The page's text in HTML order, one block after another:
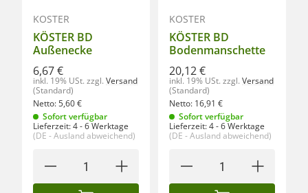
KÖSTER
KÖSTER BD
Außenecke
6,67 €
inkl. 19% USt. zzgl. Versand
(Standard)
Netto:5,60€
Sofort verfügbar
Lieferzeit:4 - 6 Werktage
(DE - Ausland abweichend)
KÖSTER
KÖSTER BD
Bodenmanschette
20,12 €
inkl. 19% USt. zzgl. Versand
(Standard)
Netto: 16,91 €
Sofort verfügbar
Lieferzeit:4 - 6 Werktage
(DE - Ausland abweichend)